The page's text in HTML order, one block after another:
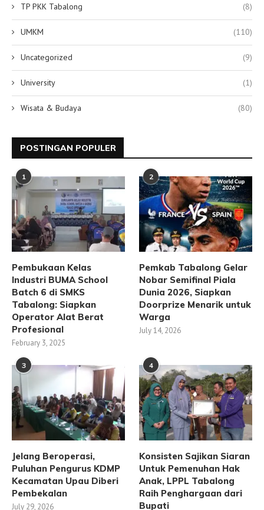
TP PKK Tabalong (8)
UMKM (110)
Uncategorized (9)
University (1)
Wisata & Budaya (80)
POSTINGAN POPULER
1
Pembukaan Kelas
Industri BUMA School
Batch 6 di SMKS
Tabalong: Siapkan
Operator Alat Berat
Profesional
February 3, 2025
2
Pemkab Tabalong Gelar
Nobar Semifinal Piala
Dunia 2026, Siapkan
Doorprize Menarik untuk
Warga
July 14, 2026
3
Jelang Beroperasi,
Puluhan Pengurus KDMP
Kecamatan Upau Diberi
Pembekalan
July 29, 2026
4
Konsisten Sajikan Siaran
Untuk Pemenuhan Hak
Anak, LPPL Tabalong
Raih Penghargaan dari
Bupati